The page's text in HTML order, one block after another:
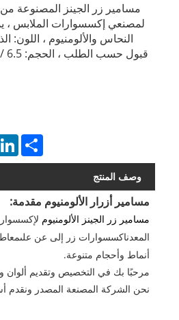
مسامير زر الجينز المصنوعة من
لمصنعي إكسسوارات الملابس ،
النحاس والألومنيوم ، اللون:
Share
وصف المنتج
مسامير أزرار الألومنيوم مقدمة:
مسامير زر الجينز الألومنيوم
المعدناكسسوارات زر إلى عن على
أنماط وأحجام متنوعة.
مرحبًا بك في التخصيص وتقديم ألوان
نحن الشركة المصنعة المصدر ونقدم